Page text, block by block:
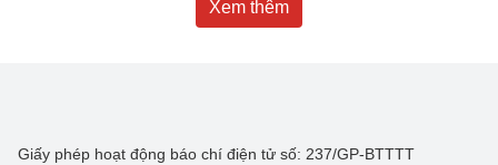
Xem thêm
Giấy phép hoạt động báo chí điện tử số: 237/GP-BTTTT